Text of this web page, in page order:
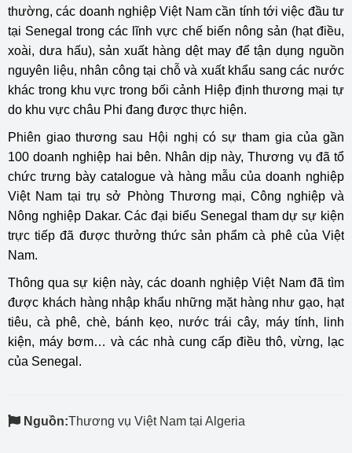
thường, các doanh nghiệp Việt Nam cần tính tới việc đầu tư
tại Senegal trong các lĩnh vực chế biến nông sản (hạt điều,
xoài, dưa hấu), sản xuất hàng dệt may để tận dụng nguồn
nguyên liệu, nhân công tại chỗ và xuất khẩu sang các nước
khác trong khu vực trong bối cảnh Hiệp định thương mại tự
do khu vực châu Phi đang được thực hiện.
Phiên giao thương sau Hội nghị có sự tham gia của gần
100 doanh nghiệp hai bên. Nhân dịp này, Thương vụ đã tổ
chức trưng bày catalogue và hàng mẫu của doanh nghiệp
Việt Nam tại trụ sở Phòng Thương mại, Công nghiệp và
Nông nghiệp Dakar. Các đại biểu Senegal tham dự sự kiện
trực tiếp đã được thưởng thức sản phẩm cà phê của Việt
Nam.
Thông qua sự kiện này, các doanh nghiệp Việt Nam đã tìm
được khách hàng nhập khẩu những mặt hàng như gạo, hạt
tiêu, cà phê, chè, bánh kẹo, nước trái cây, máy tính, linh
kiện, máy bơm… và các nhà cung cấp điều thô, vừng, lạc
của Senegal.
Nguồn:Thương vụ Việt Nam tại Algeria